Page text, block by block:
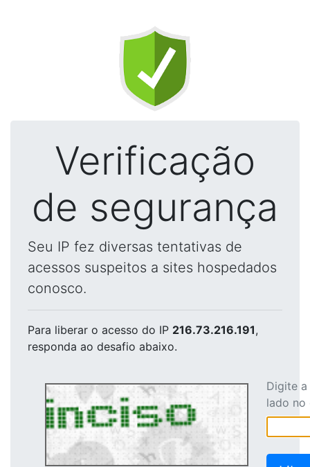
Verificação
de segurança
Seu IP fez diversas tentativas de
acessos suspeitos a sites hospedados
conosco.
Para liberar o acesso do IP 216.73.216.191,
responda ao desafio abaixo.
Digite
lado no